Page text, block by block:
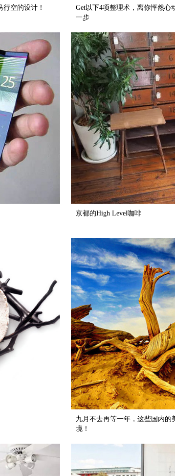
空的设计！
Get以下4项整理术，离你怦然心
一步
京都的High Level咖啡
九月不去再等一年，这些国内的
境！